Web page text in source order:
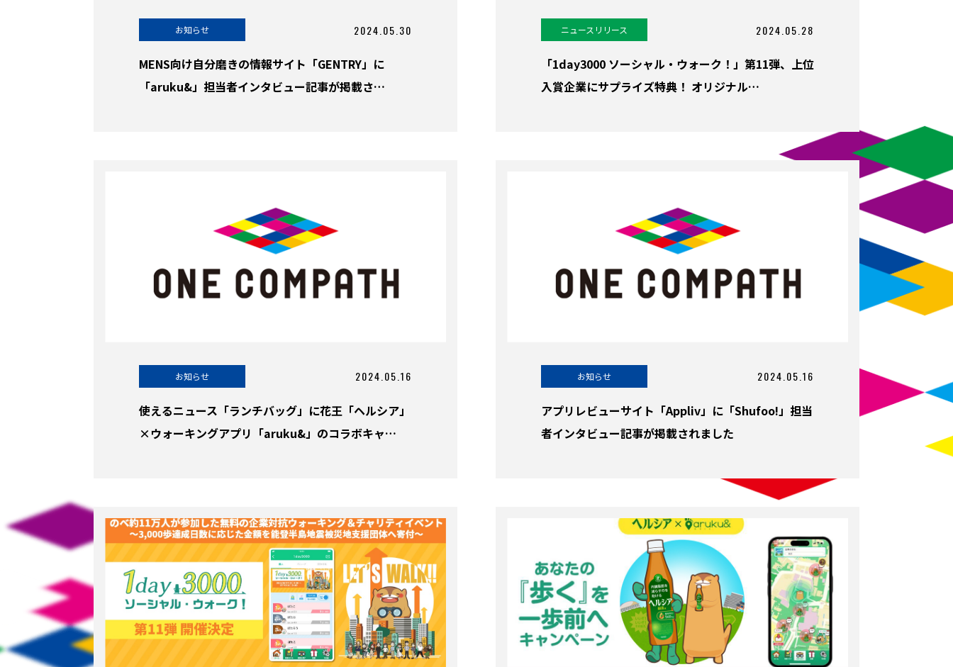
お知らせ 2024.05.30
MENS向け自分磨きの情報サイト「GENTRY」に
「aruku&」担当者インタビュー記事が掲載さ…
ニュースリリース 2024.05.28
「1day3000 ソーシャル・ウォーク！」第11弾、上位
入賞企業にサプライズ特典！ オリジナル…
お知らせ 2024.05.16
使えるニュース「ランチバッグ」に花王「ヘルシア」
×ウォーキングアプリ「aruku&」のコラボキャ…
お知らせ 2024.05.16
アプリレビューサイト「Appliv」に「Shufoo!」担当
者インタビュー記事が掲載されました